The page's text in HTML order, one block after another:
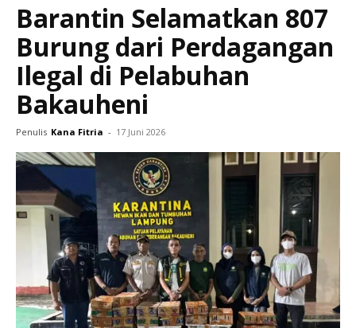
Barantin Selamatkan 807
Burung dari Perdagangan
Ilegal di Pelabuhan
Bakauheni
Penulis Kana Fitria - 17 Juni 2026